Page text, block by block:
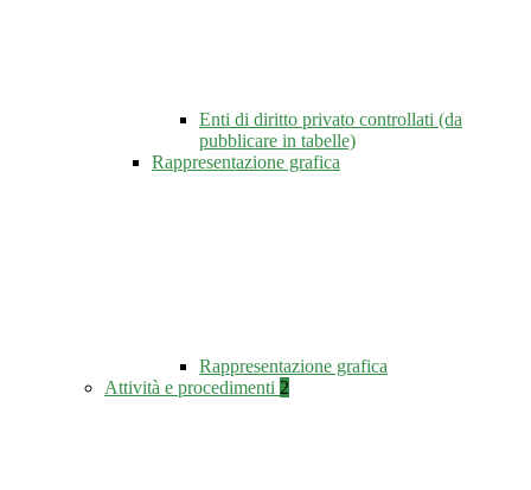
Enti di diritto privato controllati (da
pubblicare in tabelle)
Rappresentazione grafica
Rappresentazione grafica
Attività e procedimenti 2